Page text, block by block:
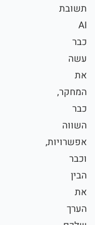
תשובת
AI
כבר
עשה
את
המחקר,
כבר
השווה
אפשרויות,
וכבר
הבין
את
הערך